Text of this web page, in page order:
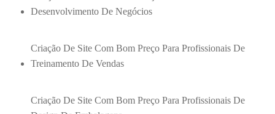
Desenvolvimento De Negócios
Criação De Site Com Bom Preço Para Profissionais De
Treinamento De Vendas
Criação De Site Com Bom Preço Para Profissionais De